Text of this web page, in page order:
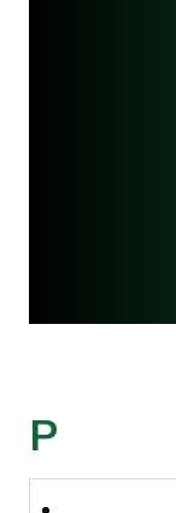
P